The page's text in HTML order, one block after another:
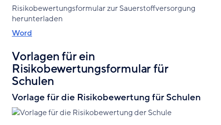
Risikobewertungsformular zur Sauerstoffversorgung
herunterladen
Word
Vorlagen für ein
Risikobewertungsformular für
Schulen
Vorlage für die Risikobewertung für Schulen